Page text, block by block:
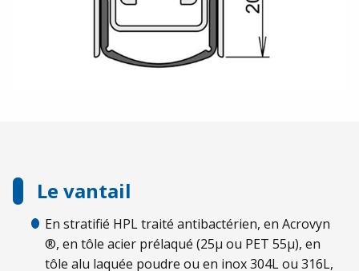
Le vantail
En stratifié HPL traité antibactérien, en Acrovyn
®, en tôle acier prélaqué (25µ ou PET 55µ), en
tôle alu laquée poudre ou en inox 304L ou 316L,